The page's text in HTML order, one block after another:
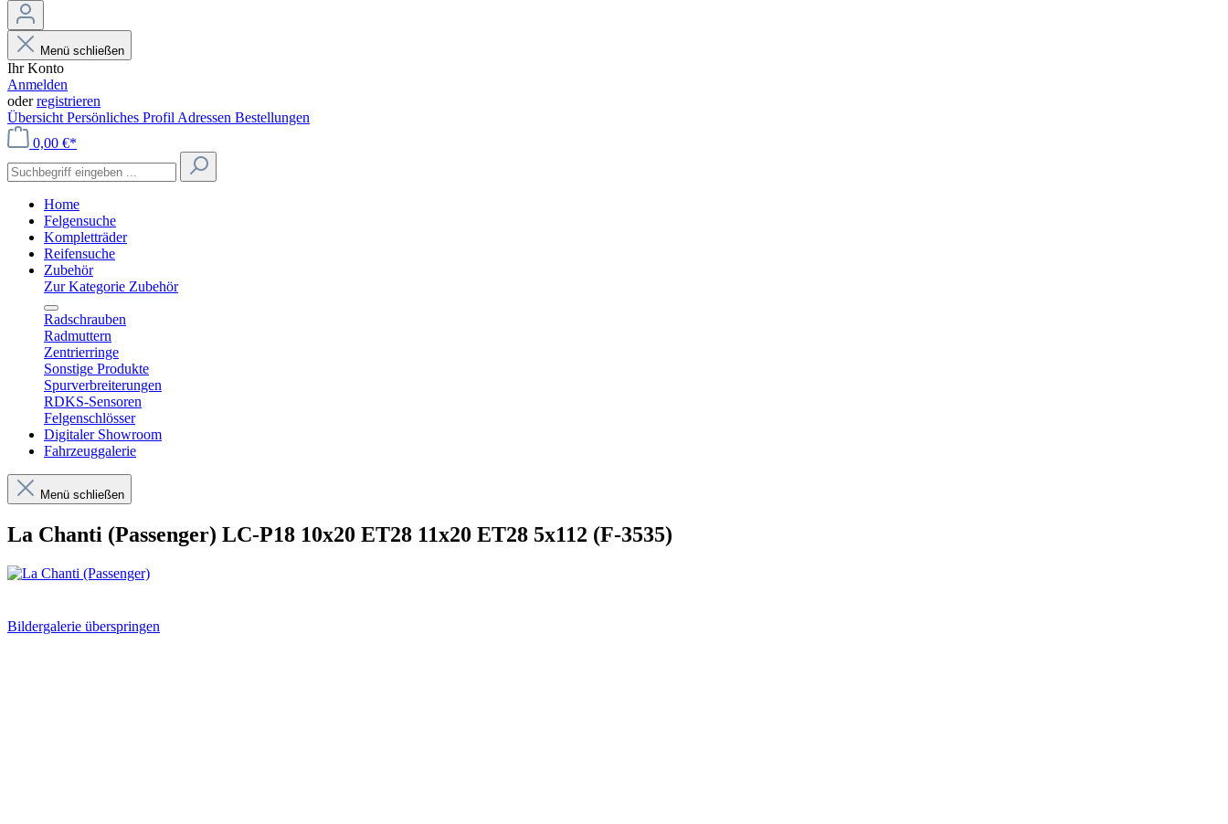
Menü schließen
Ihr Konto
Anmelden
oderregistrieren
Übersicht Persönliches Profil Adressen Bestellungen
0,00 €*
Home
Felgensuche
Kompletträder
Reifensuche
Zubehör
Zur Kategorie Zubehör
Radschrauben
Radmuttern
Zentrierringe
Sonstige Produkte
Spurverbreiterungen
RDKS-Sensoren
Felgenschlösser
Digitaler Showroom
Fahrzeuggalerie
Menü schließen
La Chanti (Passenger) LC-P18 10x20 ET28 11x20 ET28 5x112 (F-3535)
Bildergalerie überspringen